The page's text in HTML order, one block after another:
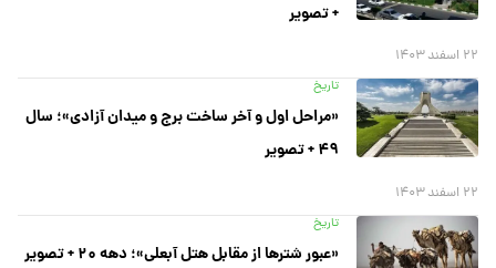
+ تصویر
۲۲ اسفند ۱۴۰۳
تاریخ
«مراحل اول و آخر ساخت برج و میدان آزادی»؛ سال
۴۹ + تصویر
۲۲ اسفند ۱۴۰۳
تاریخ
«عبور شترها از مقابل هتل آبعلی»؛ دهه ۲۰ + تصویر